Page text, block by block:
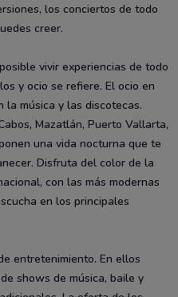
los conciertos de todo
creer.
vivir experiencias de todo
y ocio se refiere. El ocio en
la música y las discotecas.
Mazatlán, Puerto Vallarta,
una vida nocturna que te
Disfruta del color de la
con las más modernas
en los principales
entretenimiento. En ellos
shows de música, baile y